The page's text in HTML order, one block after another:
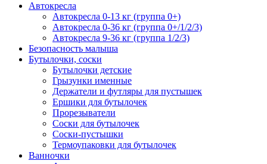
Автокресла
Автокресла 0-13 кг (группа 0+)
Автокресла 0-36 кг (группа 0+/1/2/3)
Автокресла 9-36 кг (группа 1/2/3)
Безопасность малыша
Бутылочки, соски
Бутылочки детские
Грызунки именные
Держатели и футляры для пустышек
Ершики для бутылочек
Прорезыватели
Соски для бутылочек
Соски-пустышки
Термоупаковки для бутылочек
Ванночки